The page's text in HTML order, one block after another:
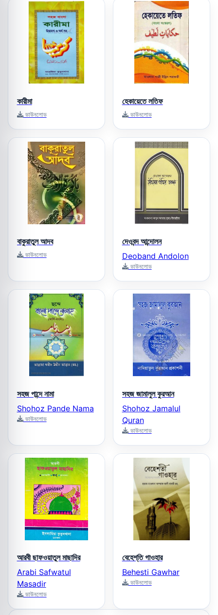
কারীমা
ডাউনলোড
হেকায়েতে লতিফ
ডাউনলোড
বাকুরাতুল আদব
ডাউনলোড
দেওবন্দ আন্দোলন
Deoband Andolon
ডাউনলোড
সহজ পান্দে নামা
Shohoz Pande Nama
ডাউনলোড
সহজ জামালুল কুরআন
Shohoz Jamalul
Quran
ডাউনলোড
আরবী ছাফওয়াতুল মাছাদির
Arabi Safwatul
Masadir
ডাউনলোড
বেহেশ্‌তি গাওহার
Behesti Gawhar
ডাউনলোড